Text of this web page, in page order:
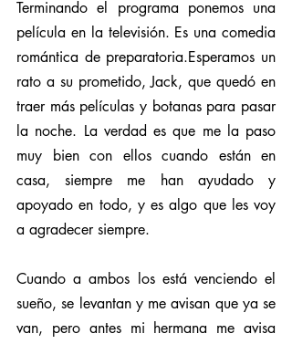
Terminando el programa ponemos una
película en la televisión. Es una comedia
romántica de preparatoria.Esperamos un
rato a su prometido, Jack, que quedó en
traer más películas y botanas para pasar
la noche. La verdad es que me la paso
muy bien con ellos cuando están en
casa, siempre me han ayudado y
apoyado en todo, y es algo que les voy
a agradecer siempre.
Cuando a ambos los está venciendo el
sueño, se levantan y me avisan que ya se
van, pero antes mi hermana me avisa